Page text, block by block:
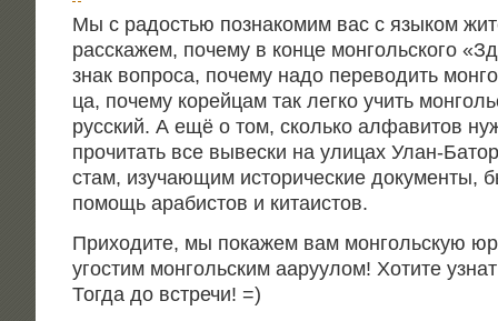
Мы с радо­стью позна­ко­мим вас с язы­ком
рас­ска­жем, поче­му в кон­це мон­голь­ско­го
знак вопро­са, поче­му надо пере­во­дить
ца, поче­му корей­цам так лег­ко учить
рус­ский. А ещё о том, сколь­ко алфа­ви­тов
про­чи­тать все вывес­ки на ули­цах Улан-
стам, изу­ча­ю­щим исто­ри­че­ские доку­мен­ты,
помощь ара­би­стов и китаистов.
При­хо­ди­те, мы пока­жем вам мон­голь­скую
уго­стим мон­голь­ским аару­у­лом! Хоти­те
Тогда до встречи! =)